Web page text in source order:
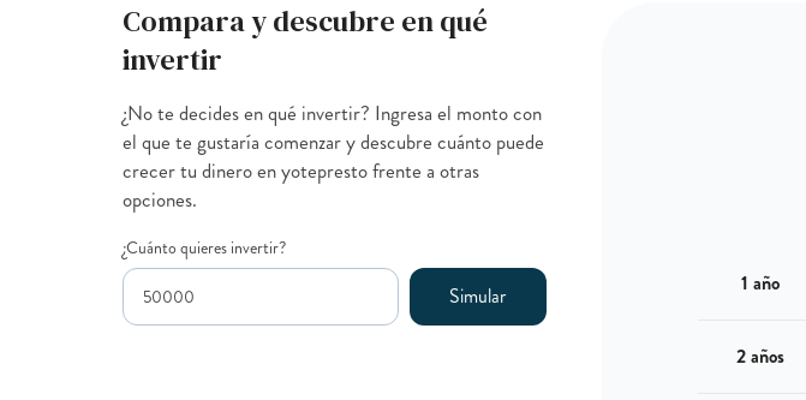
Compara y descubre en qué
invertir
¿No te decides en qué invertir? Ingresa el monto con
el que te gustaría comenzar y descubre cuánto puede
crecer tu dinero en yotepresto frente a otras
opciones.
¿Cuánto quieres invertir?
1 año
2 años